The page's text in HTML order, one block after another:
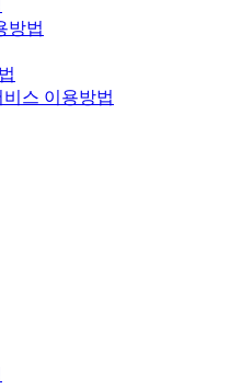
방법
스 이용방법